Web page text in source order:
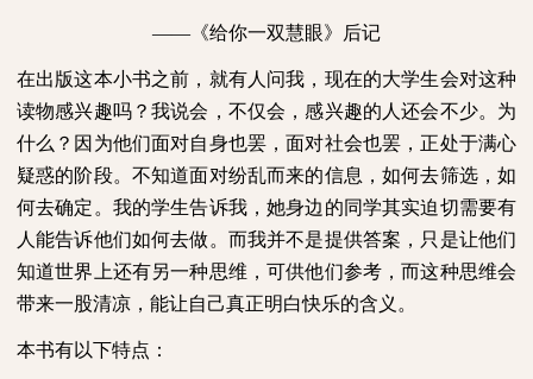
—— 《给你一双慧眼》后记
在出版这本小书之前，就有人问我，现在的大学生会对这种
读物感兴趣吗？我说会，不仅会，感兴趣的人还会不少。为
什么？因为他们面对自身也罢，面对社会也罢，正处于满心
疑惑的阶段。不知道面对纷乱而来的信息，如何去筛选，如
何去确定。我的学生告诉我，她身边的同学其实迫切需要有
人能告诉他们如何去做。而我并不是提供答案，只是让他们
知道世界上还有另一种思维，可供他们参考，而这种思维会
带来一股清凉，能让自己真正明白快乐的含义。
本书有以下特点：